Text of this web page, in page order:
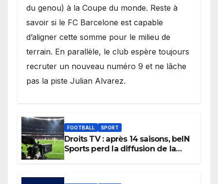
du genou) à la Coupe du monde. Reste à
savoir si le FC Barcelone est capable
d’aligner cette somme pour le milieu de
terrain. En parallèle, le club espère toujours
recruter un nouveau numéro 9 et ne lâche
pas la piste Julian Alvarez.
FOOTBALL SPORT
Droits TV : après 14 saisons, beIN
Sports perd la diffusion de la